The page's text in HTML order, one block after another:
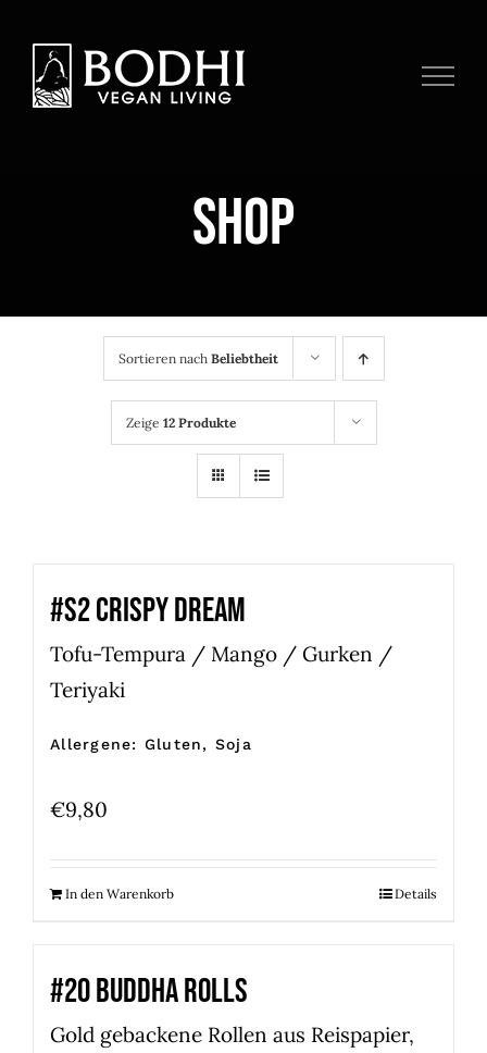
Inhalt
springen
Shop
Sortieren nach Beliebtheit
Zeige 12 Produkte
#S2 CRISPY DREAM
Tofu-Tempura / Mango / Gurken /
Teriyaki
Allergene: Gluten, Soja
€9,80
In den Warenkorb Details
#20 BUDDHA ROLLS
Gold gebackene Rollen aus Reispapier,